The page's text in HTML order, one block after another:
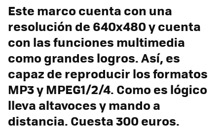
Este marco cuenta con una
resolución de 640x480 y cuenta
con las funciones multimedia
como grandes logros. Así, es
capaz de reproducir los formatos
MP3 y MPEG1/2/4. Como es lógico
lleva altavoces y mando a
distancia. Cuesta 300 euros.